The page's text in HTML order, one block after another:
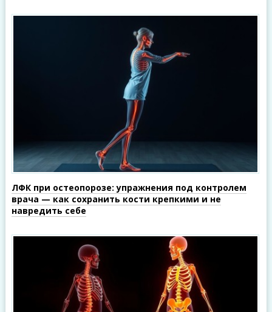
ЛФК при остеопорозе: упражнения под контролем
врача — как сохранить кости крепкими и не
навредить себе